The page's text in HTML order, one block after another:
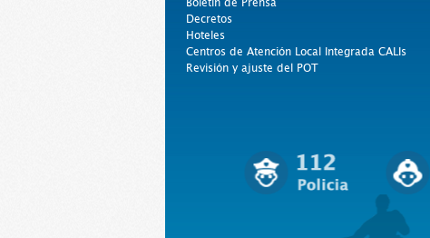
Boletín de Prensa
Decretos
Hoteles
Centros de Atención Local Integrada CALIs
Revisión y ajuste del POT